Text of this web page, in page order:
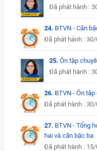
Đã phát hành :
24. BTVN - Căn
Đã phát hành :
25. Ôn tập
Đã phát hành :
26. BTVN - Ôn
Đã phát hành :
27. BTVN - Tổng
hai và căn bậc ba
Đã phát hành :